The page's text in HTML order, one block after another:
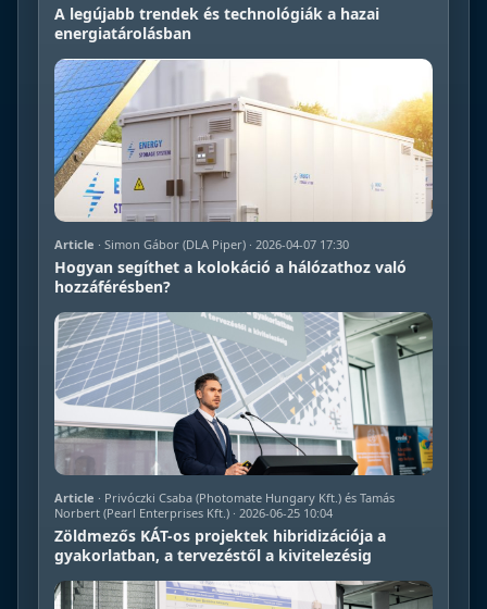
A legújabb trendek és technológiák a hazai
energiatárolásban
Article · Simon Gábor (DLA Piper) · 2026-04-07 17:30
Hogyan segíthet a kolokáció a hálózathoz való
hozzáférésben?
Article · Privóczki Csaba (Photomate Hungary Kft.) és Tamás
Norbert (Pearl Enterprises Kft.) · 2026-06-25 10:04
Zöldmezős KÁT-os projektek hibridizációja a
gyakorlatban, a tervezéstől a kivitelezésig